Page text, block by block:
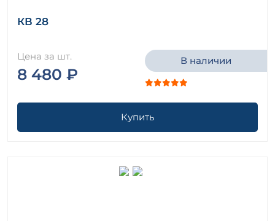
КВ 28
Цена за шт.
8 480 ₽
В наличии
Купить